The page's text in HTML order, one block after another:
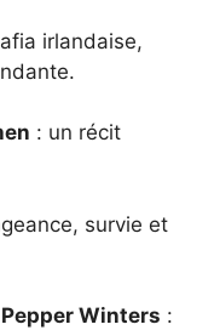
irlandaise,
: un récit
survie et
Pepper Winters :